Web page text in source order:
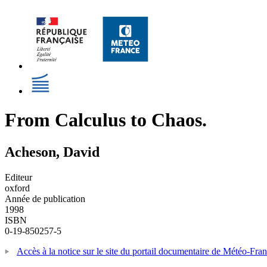
From Calculus to Chaos.
Acheson, David
Editeur
oxford
Année de publication
1998
ISBN
0-19-850257-5
Accès à la notice sur le site du portail documentaire de Météo-